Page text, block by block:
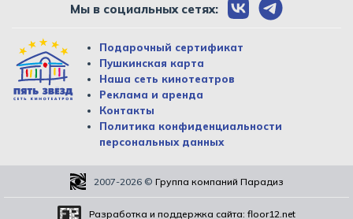
Мы в социальных сетях:
Подарочный сертификат
Пушкинская карта
Наша сеть кинотеатров
Реклама и аренда
Контакты
Политика конфиденциальности
персональных данных
2007-2026 © Группа компаний Парадиз
Разработка и поддержка сайта: floor12.net